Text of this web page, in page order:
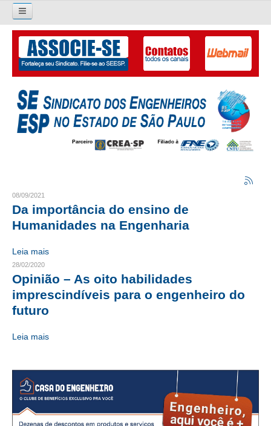
Pesquisar...
O SINDICATO
APRESENTAÇÃO
PALAVRA DO PRESIDENTE
LIVRO GESTÃO 2026-2029
SUBSEDES SINDICAIS
ORGANOGRAMA
CRESCE BRASIL
CONSELHO TECNOLÓGICO
HISTÓRICO E ATUAÇÃO
CONSELHOS ASSESSORES
PERSONALIDADES DA TECNOLOGIA
08/09/2021
Da importância do ensino de
Humanidades na Engenharia
Leia mais
28/02/2020
Opinião – As oito habilidades
imprescindíveis para o engenheiro do
futuro
Leia mais